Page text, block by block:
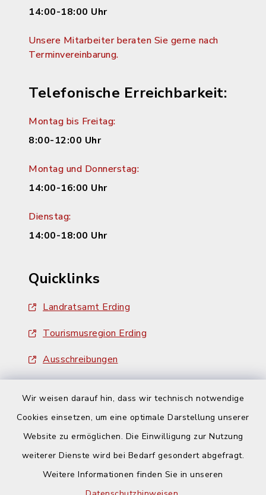
Wir weisen darauf hin, dass wir technisch notwendige
Cookies einsetzen, um eine optimale Darstellung unserer
Website zu ermöglichen. Die Einwilligung zur Nutzung
weiterer Dienste wird bei Bedarf gesondert abgefragt.
Weitere Informationen finden Sie in unseren
14:00-18:00 Uhr
Unsere Mitarbeiter beraten Sie gerne nach
Terminvereinbarung.
Telefonische Erreichbarkeit:
Montag bis Freitag:
8:00-12:00 Uhr
Montag und Donnerstag:
14:00-16:00 Uhr
Dienstag:
14:00-18:00 Uhr
Quicklinks
Landratsamt Erding
Tourismusregion Erding
Ausschreibungen
Barrierefreiheit